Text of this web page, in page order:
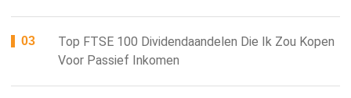
Top FTSE 100 Dividendaandelen Die Ik Zou Kopen
Voor Passief Inkomen